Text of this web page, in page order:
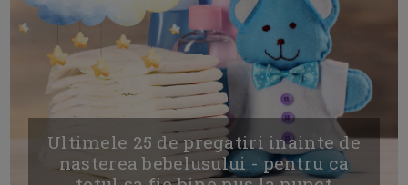
Ultimele 25 de pregatiri inainte de
nasterea bebelusului - pentru ca